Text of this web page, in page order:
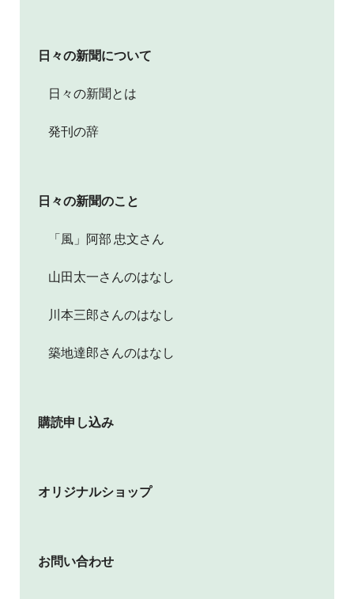
日々の新聞について
日々の新聞とは
発刊の辞
日々の新聞のこと
「風」阿部 忠文さん
山田太一さんのはなし
川本三郎さんのはなし
築地達郎さんのはなし
購読申し込み
オリジナルショップ
お問い合わせ